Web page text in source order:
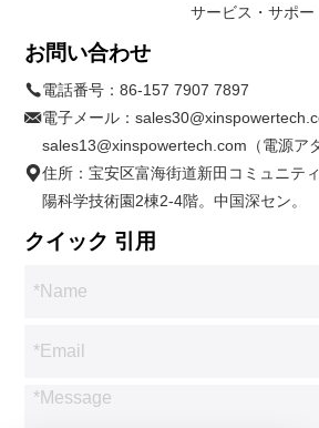
サービス・サポー
お問い合わせ
電話番号：86-157 7907 7897
電子メール：
sales13@xinspowertech.com（電源ア
住所：宝安区富海街道新田コミュニテ
陽科学技術園2棟2-4階。中国深セン。
クイック 引用